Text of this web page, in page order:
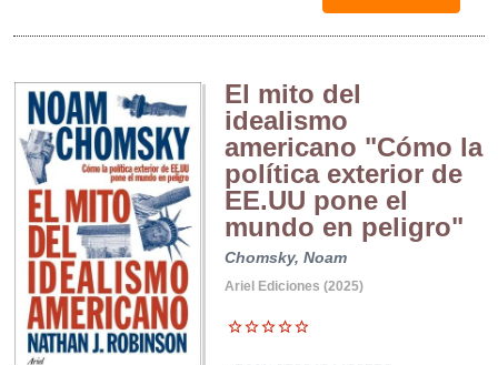
El mito del
idealismo
americano "Cómo la
política exterior de
EE.UU pone el
mundo en peligro"
Chomsky, Noam
Ariel Ediciones (2025)